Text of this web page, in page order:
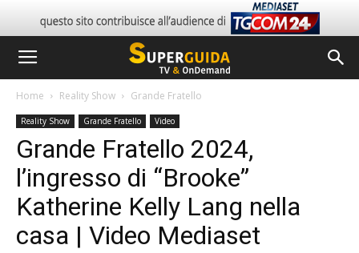
Home Reality Show Grande Fratello
Reality Show Grande Fratello Video
Grande Fratello 2024,
l’ingresso di “Brooke”
Katherine Kelly Lang nella
casa | Video Mediaset